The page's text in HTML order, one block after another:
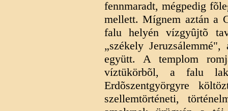
fennmaradt, mégpedig
mellett. Mígnem aztán a
falu helyén vízgyûjtõ
„székely
együtt. A templom
víztükörbõl, a falu
Erdõszentgyörgyre
szellemtörténeti,